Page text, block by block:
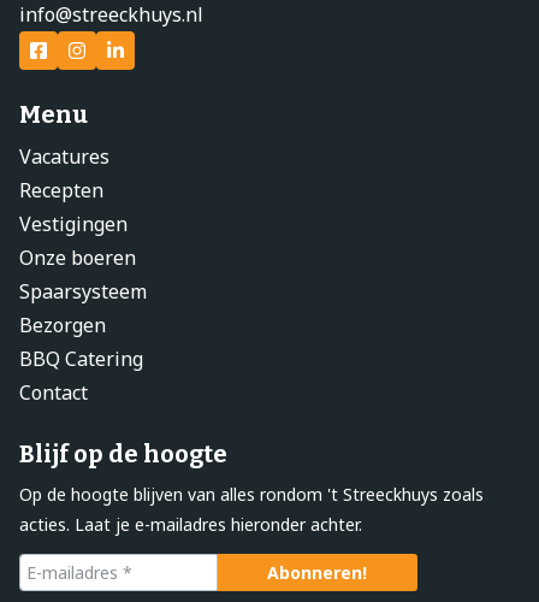
info@streeckhuys.nl
Menu
Vacatures
Recepten
Vestigingen
Onze boeren
Spaarsysteem
Bezorgen
BBQ Catering
Contact
Blijf op de hoogte
Op de hoogte blijven van alles rondom 't Streeckhuys zoals
acties. Laat je e-mailadres hieronder achter.